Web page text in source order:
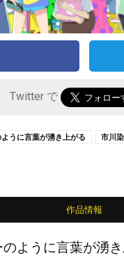
Twitter で
うに言葉が湧き上がる 市川
作品情報
ように言葉が湧